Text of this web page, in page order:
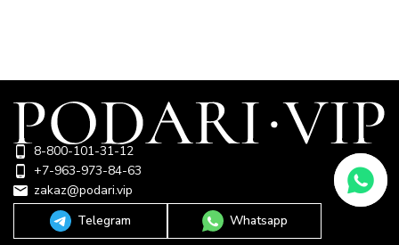
8-800-101-31-12
+7-963-973-84-63
zakaz@podari.vip
Telegram
Whatsapp